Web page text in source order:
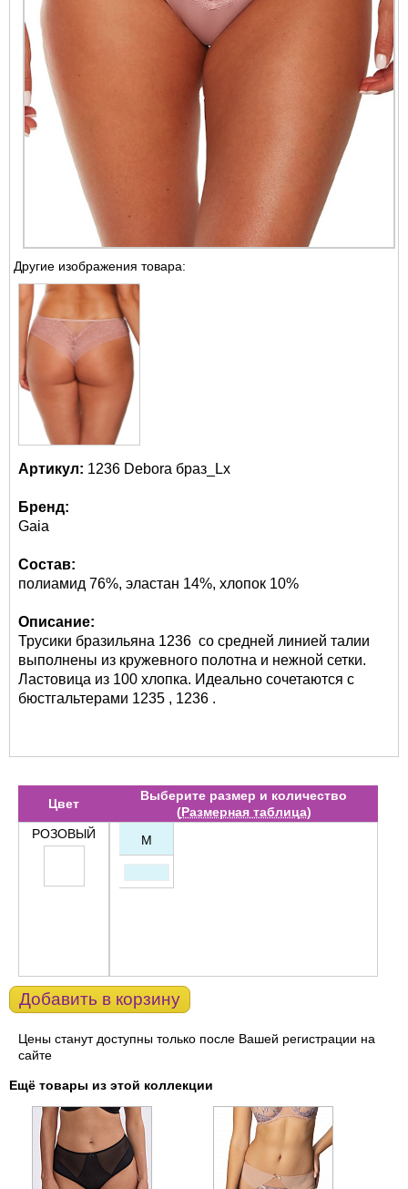
Другие изображения товара:
Артикул: 1236 Debora браз_Lx
Бренд:
Gaia
Состав:
полиамид 76%, эластан 14%, хлопок 10%
Описание:
Трусики бразильяна 1236 со средней линией талии
выполнены из кружевного полотна и нежной сетки.
Ластовица из 100 хлопка. Идеально сочетаются с
бюстгальтерами 1235 , 1236 .
Цвет
Выберите размер и количество
(Размерная таблица)
РОЗОВЫЙ
M
Добавить в корзину
Цены станут доступны только после Вашей регистрации на
сайте
Ещё товары из этой коллекции